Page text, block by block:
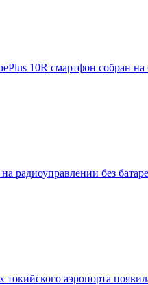
10R смартфон собран на
радиоуправлении без
токийского аэропорта